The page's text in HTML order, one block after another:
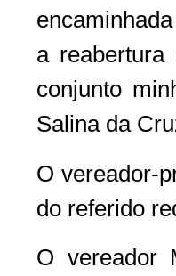
a
conjunto
Salina da
O vereador-
do referido
O vereador